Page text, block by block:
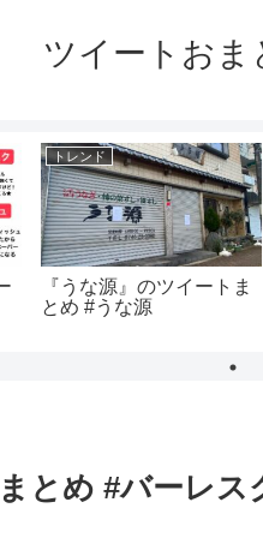
ツイートおま
トレンド
『うな源』のツイートま
とめ #うな源
とめ #バーレス